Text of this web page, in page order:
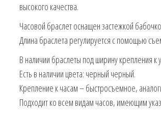
высокого качества.
Часовой браслет оснащен застежкой
Длина браслета регулируется с помощью
В наличии браслеты под ширину крепления
Есть в наличии цвета: черный черный.
Крепление к часам – быстросъемное,
Подходит ко всем видам часов, имеющим